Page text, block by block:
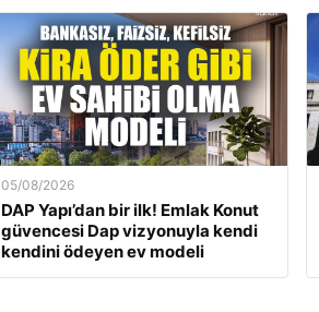
05/08/2026
DAP Yapı’dan bir ilk! Emlak Konut
güvencesi Dap vizyonuyla kendi
kendini ödeyen ev modeli